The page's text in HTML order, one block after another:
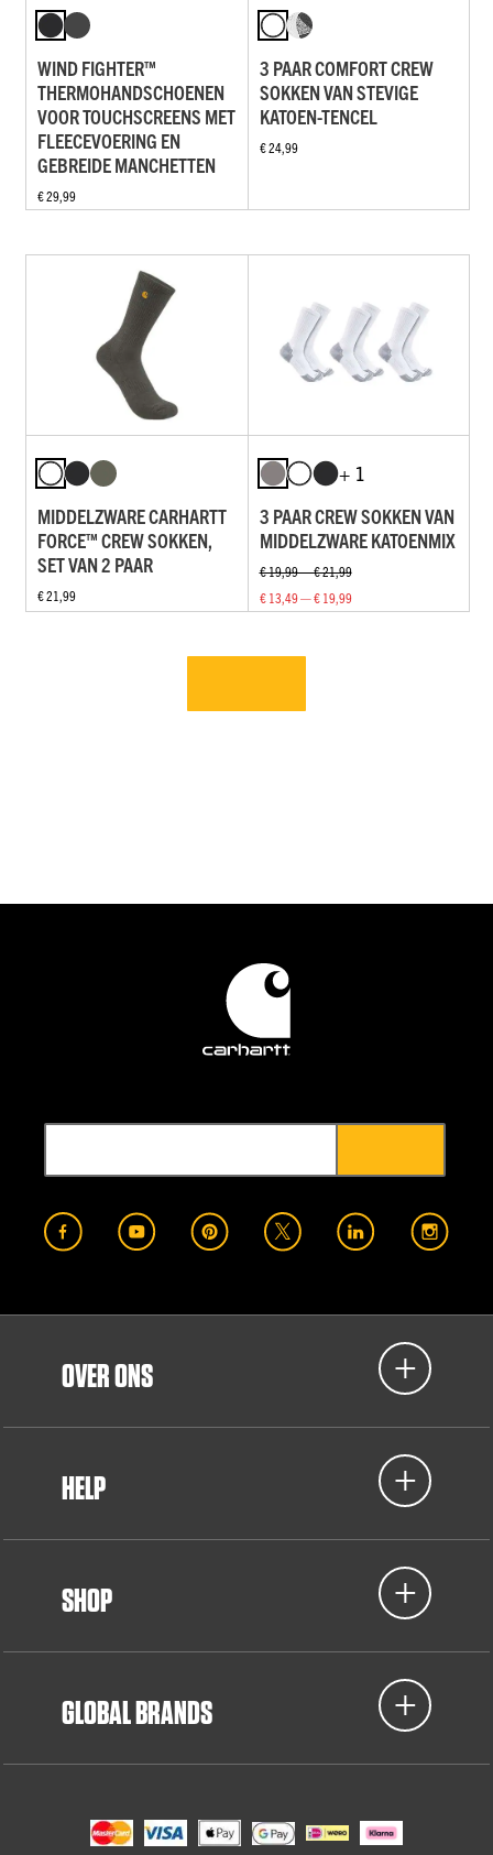
WIND FIGHTER™
THERMOHANDSCHOENEN
VOOR TOUCHSCREENS MET
FLEECEVOERING EN
GEBREIDE MANCHETTEN
€ 29,99
3 PAAR COMFORT CREW
SOKKEN VAN STEVIGE
KATOEN-TENCEL
€ 24,99
MIDDELZWARE CARHARTT
FORCE™ CREW SOKKEN,
SET VAN 2 PAAR
€ 21,99
+ 1
3 PAAR CREW SOKKEN VAN
MIDDELZWARE KATOENMIX
€ 19,99 — € 21,99
€ 13,49 — € 19,99
OVER ONS
HELP
SHOP
GLOBAL BRANDS